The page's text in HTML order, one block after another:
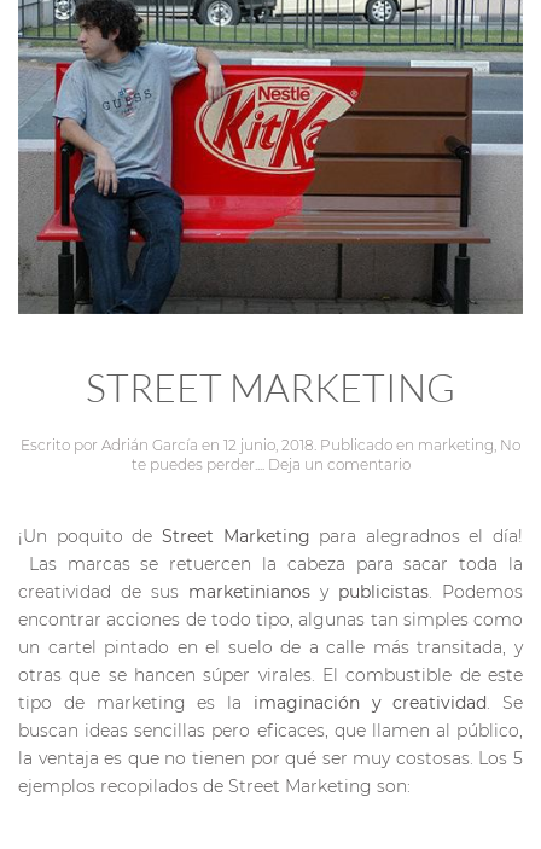
STREET MARKETING
Escrito por Adrián García en 12 junio, 2018. Publicado en marketing, No
te puedes perder.... Deja un comentario
¡Un poquito de Street Marketing para alegradnos el día!
Las marcas se retuercen la cabeza para sacar toda la
creatividad de sus marketinianos y publicistas. Podemos
encontrar acciones de todo tipo, algunas tan simples como
un cartel pintado en el suelo de a calle más transitada, y
otras que se hancen súper virales. El combustible de este
tipo de marketing es la imaginación y creatividad. Se
buscan ideas sencillas pero eficaces, que llamen al público,
la ventaja es que no tienen por qué ser muy costosas. Los 5
ejemplos recopilados de Street Marketing son: